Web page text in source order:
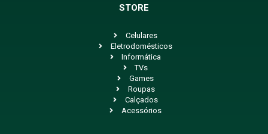
STORE
Celulares
Eletrodomésticos
Informática
TVs
Games
Roupas
Calçados
Acessórios